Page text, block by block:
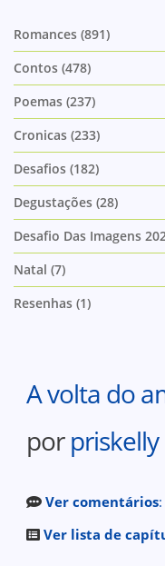
Romances (891)
Contos (478)
Poemas (237)
Cronicas (233)
Desafios (182)
Degustações (28)
Desafio Das Imagens
Natal (7)
Resenhas (1)
A volta do
porpriskelly
Ver comentários
Ver lista de